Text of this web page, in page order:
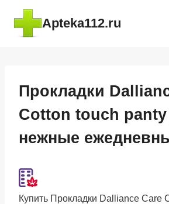
Перейти
содержимому
Apteka112.ru
Прокладки
Cotton touch
нежные
Купить Прокладки Dalliance Care